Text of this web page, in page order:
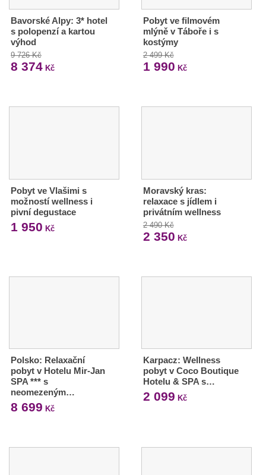
Bavorské Alpy: 3* hotel
s polopenzí a kartou
výhod
9 726 Kč
8 374 Kč
Pobyt ve filmovém
mlýně v Táboře i s
kostýmy
2 499 Kč
1 990 Kč
Pobyt ve Vlašimi s
možností wellness i
pivní degustace
1 950 Kč
Moravský kras:
relaxace s jídlem i
privátním wellness
2 490 Kč
2 350 Kč
Polsko: Relaxační
pobyt v Hotelu Mir-Jan
SPA *** s
neomezeným…
8 699 Kč
Karpacz: Wellness
pobyt v Coco Boutique
Hotelu & SPA s…
2 099 Kč